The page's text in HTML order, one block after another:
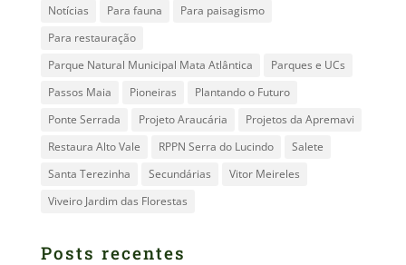
Notícias
Para fauna
Para paisagismo
Para restauração
Parque Natural Municipal Mata Atlântica
Parques e UCs
Passos Maia
Pioneiras
Plantando o Futuro
Ponte Serrada
Projeto Araucária
Projetos da Apremavi
Restaura Alto Vale
RPPN Serra do Lucindo
Salete
Santa Terezinha
Secundárias
Vitor Meireles
Viveiro Jardim das Florestas
Posts recentes